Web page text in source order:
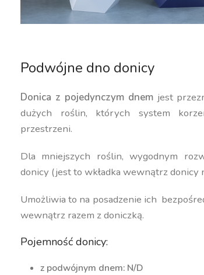
Podwójne dno donicy
Donica z pojedynczym dnemjest
dużych roślin, których system
przestrzeni.
Dla mniejszych roślin, wygodnym
donicy (jest to wkładka wewnątrz donicy
Umożliwia to na posadzenie ich
wewnątrz razem z doniczką.
Pojemność donicy:
z podwójnym dnem: N/D